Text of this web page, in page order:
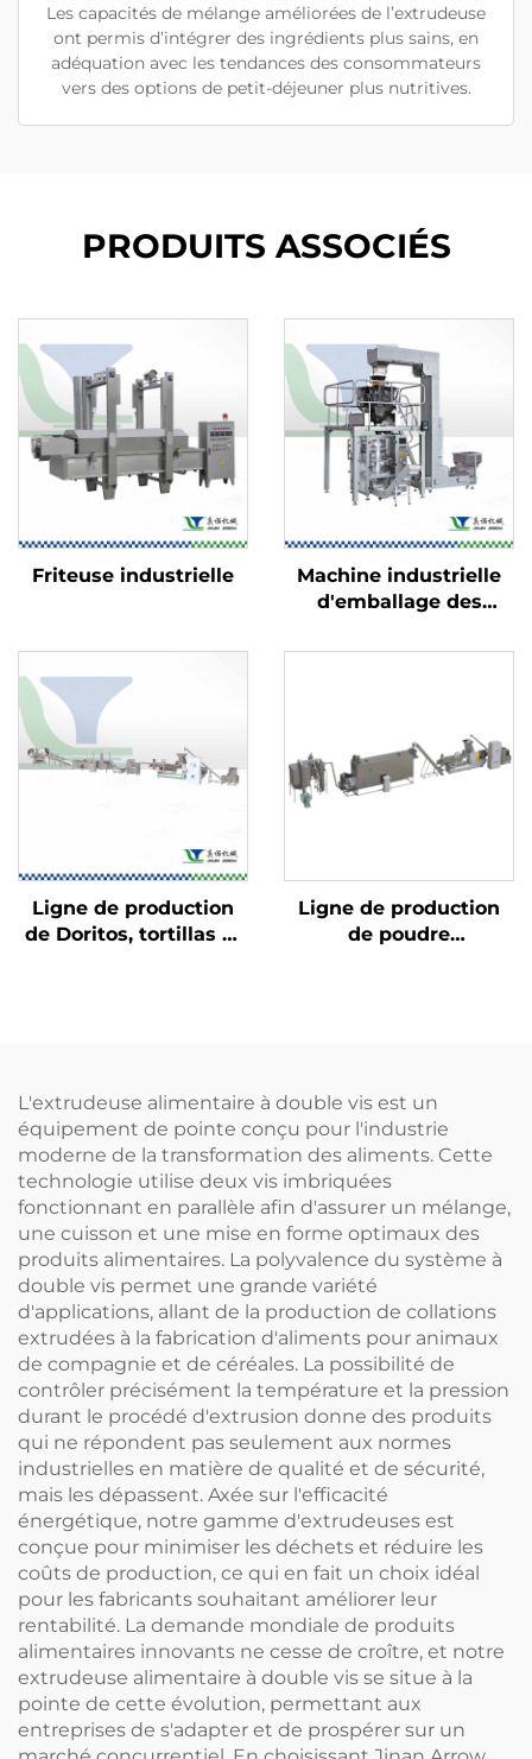
Les capacités de mélange améliorées de l’extrudeuse
ont permis d’intégrer des ingrédients plus sains, en
adéquation avec les tendances des consommateurs
vers des options de petit-déjeuner plus nutritives.
PRODUITS ASSOCIÉS
Friteuse industrielle
Machine industrielle
d'emballage des
Ligne de production
de Doritos, tortillas et
Ligne de production
de poudre
L'extrudeuse alimentaire à double vis est un
équipement de pointe conçu pour l'industrie
moderne de la transformation des aliments. Cette
technologie utilise deux vis imbriquées
fonctionnant en parallèle afin d'assurer un mélange,
une cuisson et une mise en forme optimaux des
produits alimentaires. La polyvalence du système à
double vis permet une grande variété
d'applications, allant de la production de collations
extrudées à la fabrication d'aliments pour animaux
de compagnie et de céréales. La possibilité de
contrôler précisément la température et la pression
durant le procédé d'extrusion donne des produits
qui ne répondent pas seulement aux normes
industrielles en matière de qualité et de sécurité,
mais les dépassent. Axée sur l'efficacité
énergétique, notre gamme d'extrudeuses est
conçue pour minimiser les déchets et réduire les
coûts de production, ce qui en fait un choix idéal
pour les fabricants souhaitant améliorer leur
rentabilité. La demande mondiale de produits
alimentaires innovants ne cesse de croître, et notre
extrudeuse alimentaire à double vis se situe à la
pointe de cette évolution, permettant aux
entreprises de s'adapter et de prospérer sur un